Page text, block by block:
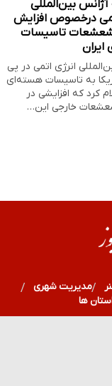
آژانس بین‌المللی
درخصوص افزایش
تاسیسات
انرژی اتمی در پی
به تاسیسات هسته‌ای
کرد که افزایشی در
خارجی این…
مدیریت شهری
ها